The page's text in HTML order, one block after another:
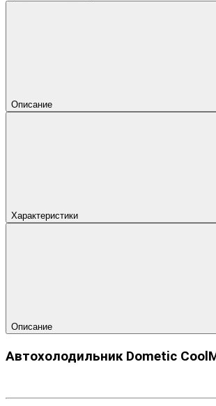
Описание
Характеристики
Описание
Автохолодильник Dometic